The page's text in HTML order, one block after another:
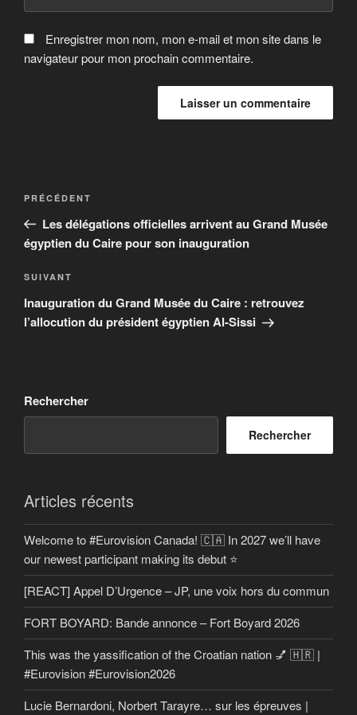
Enregistrer mon nom, mon e-mail et mon site dans le
navigateur pour mon prochain commentaire.
Navigation
l’article
Article
précédent
PRÉCÉDENT
Les délégations officielles arrivent au Grand Musée
égyptien du Caire pour son inauguration
Article
suivant
SUIVANT
Inauguration du Grand Musée du Caire : retrouvez
l’allocution du président égyptien Al-Sissi
Rechercher
Rechercher
Articles récents
Welcome to #Eurovision Canada! 🇨🇦 In 2027 we’ll have
our newest participant making its debut ⭐
[REACT] Appel D’Urgence – JP, une voix hors du commun
FORT BOYARD: Bande annonce – Fort Boyard 2026
This was the yassification of the Croatian nation 💅 🇭🇷 |
#Eurovision #Eurovision2026
Lucie Bernardoni, Norbert Tarayre… sur les épreuves |